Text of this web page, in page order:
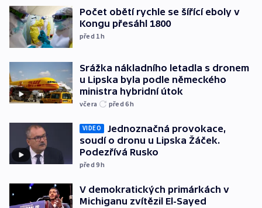
Počet obětí rychle se šířící eboly v
Kongu přesáhl 1800
před 1h
Srážka nákladního letadla s dronem
u Lipska byla podle německého
ministra hybridní útok
včera před 6h
VIDEO
Jednoznačná provokace,
soudí o dronu u Lipska Žáček.
Podezřívá Rusko
před 9h
V demokratických primárkách v
Michiganu zvítězil El-Sayed